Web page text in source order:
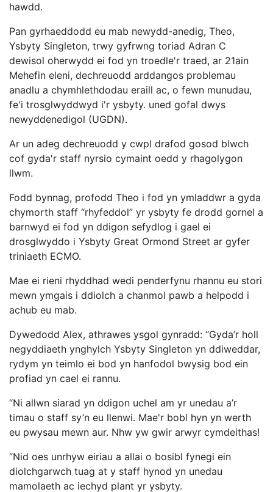
hawdd.
Pan gyrhaeddodd eu mab newydd-anedig, Theo,
Ysbyty Singleton, trwy gyfrwng toriad Adran C
dewisol oherwydd ei fod yn troedle'r traed, ar 21ain
Mehefin eleni, dechreuodd arddangos problemau
anadlu a chymhlethdodau eraill ac, o fewn munudau,
fe'i trosglwyddwyd i'r ysbyty. uned gofal dwys
newyddenedigol (UGDN).
Ar un adeg dechreuodd y cwpl drafod gosod blwch
cof gyda'r staff nyrsio cymaint oedd y rhagolygon
llwm.
Fodd bynnag, profodd Theo i fod yn ymladdwr a gyda
chymorth staff “rhyfeddol” yr ysbyty fe drodd gornel a
barnwyd ei fod yn ddigon sefydlog i gael ei
drosglwyddo i Ysbyty Great Ormond Street ar gyfer
triniaeth ECMO.
Mae ei rieni rhyddhad wedi penderfynu rhannu eu stori
mewn ymgais i ddiolch a chanmol pawb a helpodd i
achub eu mab.
Dywedodd Alex, athrawes ysgol gynradd: “Gyda’r holl
negyddiaeth ynghylch Ysbyty Singleton yn ddiweddar,
rydym yn teimlo ei bod yn hanfodol bwysig bod ein
profiad yn cael ei rannu.
“Ni allwn siarad yn ddigon uchel am yr unedau a’r
timau o staff sy’n eu llenwi. Mae'r bobl hyn yn werth
eu pwysau mewn aur. Nhw yw gwir arwyr cymdeithas!
“Nid oes unrhyw eiriau a allai o bosibl fynegi ein
diolchgarwch tuag at y staff hynod yn unedau
mamolaeth ac iechyd plant yr ysbyty.